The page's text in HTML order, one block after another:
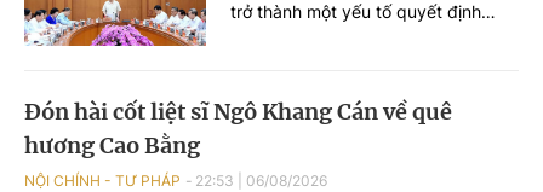
trở thành một yếu tố quyết định
để phát triển năng lực sản xuất
Đón hài cốt liệt sĩ Ngô Khang Cán về quê
hương Cao Bằng
NỘI CHÍNH - TƯ PHÁP 22:53 06/08/2026